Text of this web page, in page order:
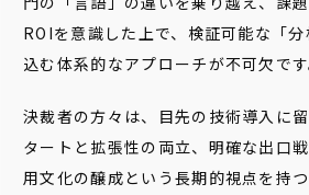
ROIを意識した上で、検証可能な「
込む体系的なアプローチが不可欠です
決裁者の方々は、目先の技術導入に
タートと拡張性の両立、明確な出口
用文化の醸成という長期的視点を持